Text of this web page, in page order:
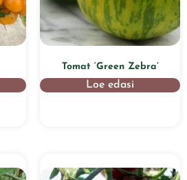
Tomat ‘Green Zebra’
Loe edasi